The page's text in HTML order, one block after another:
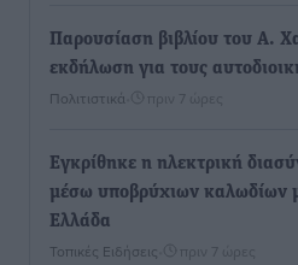
Παρουσίαση βιβλίου του Α.
εκδήλωση για τους
Πολιτιστικά πριν 7 ώρες
Εγκρίθηκε η ηλεκτρική
μέσω υποβρύχιων καλωδίων
Ελλάδα
Τοπικές Ειδήσεις πριν 7 ώρες